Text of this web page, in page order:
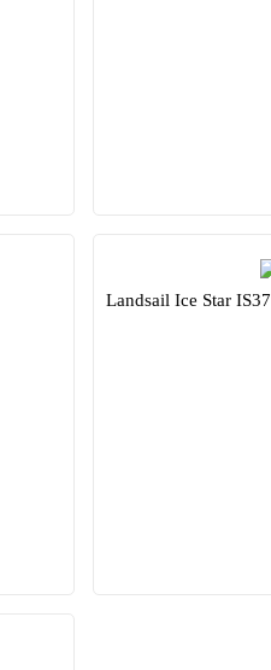
Landsail Ice Star IS37